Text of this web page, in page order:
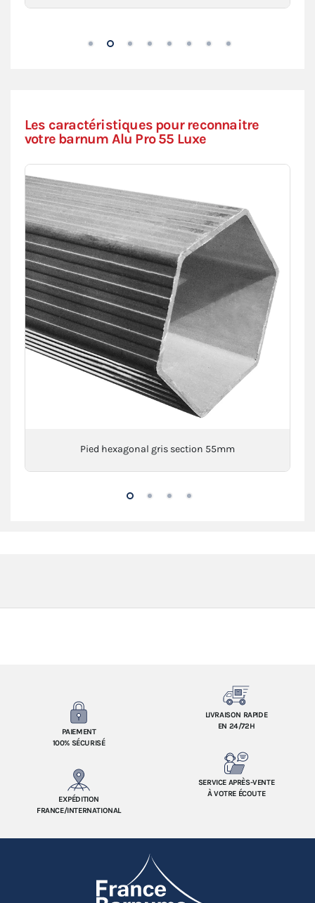
Les caractéristiques pour reconnaitre
votre barnum Alu Pro 55 Luxe
Pied hexagonal gris section 55mm
PAIEMENT
100% SÉCURISÉ
LIVRAISON RAPIDE
EN 24/72H
EXPÉDITION
FRANCE/INTERNATIONAL
SERVICE APRÈS-VENTE
À VOTRE ÉCOUTE